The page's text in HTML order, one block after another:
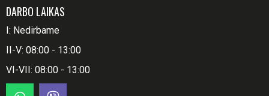
DARBO LAIKAS
I: Nedirbame
II-V: 08:00 - 13:00
VI-VII: 08:00 - 13:00